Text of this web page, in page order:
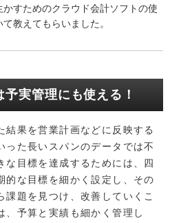
かすためのクラウド会計ソフトの使
教えてもらいました。
実管理にも使える！
結果を営業計画などに反映する
った長いスパンのデータでは不
な目標を達成するためには、四
的な目標を細かく設定し、その
題を見つけ、改善していくこ
、予算と実績も細かく管理し